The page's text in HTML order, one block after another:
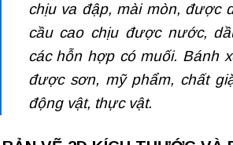
chịu va đập, mài mòn, được
cầu cao chịu được nước,
các hỗn hợp có muối. Bánh
được sơn, mỹ phẩm, chất
động vật, thực vật.